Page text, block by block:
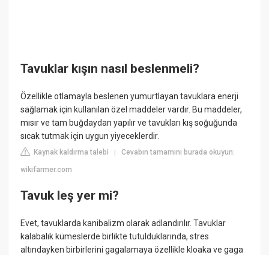
Tavuklar kışın nasıl beslenmeli?
Özellikle otlamayla beslenen yumurtlayan tavuklara enerji
sağlamak için kullanılan özel maddeler vardır. Bu maddeler,
mısır ve tam buğdaydan yapılır ve tavukları kış soğuğunda
sıcak tutmak için uygun yiyeceklerdir.
Kaynak kaldırma talebi |Cevabın tamamını burada okuyun:
wikifarmer.com
Tavuk leş yer mi?
Evet, tavuklarda kanibalizm olarak adlandırılır. Tavuklar
kalabalık kümeslerde birlikte tutulduklarında, stres
altındayken birbirlerini gagalamaya özellikle kloaka ve gaga